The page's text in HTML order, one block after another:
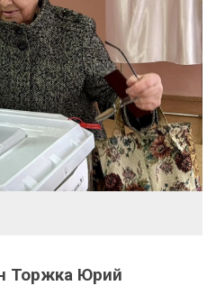
Торжка Юрий